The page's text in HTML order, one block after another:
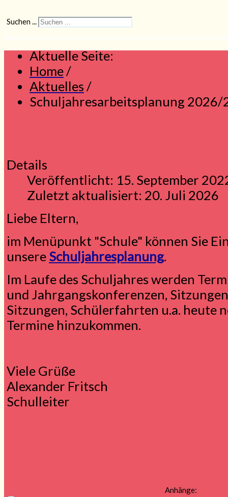
Suchen ...
Aktuelle Seite:
Home/
Aktuelles /
Schuljahresarbeitsplanung 2026/
Details
Veröffentlicht: 15. September
Zuletzt aktualisiert: 20. Juli 2026
Liebe Eltern,
im Menüpunkt "Schule" können Sie
unsere Schuljahresplanung.
Im Laufe des Schuljahres werden
und Jahrgangskonferenzen, Sitzungen
Sitzungen, Schülerfahrten u.a. heute
Termine hinzukommen.
Viele Grüße
Alexander Fritsch
Schulleiter
Anhänge: